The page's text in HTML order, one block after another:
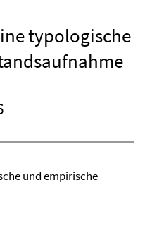
typologische
und empirische